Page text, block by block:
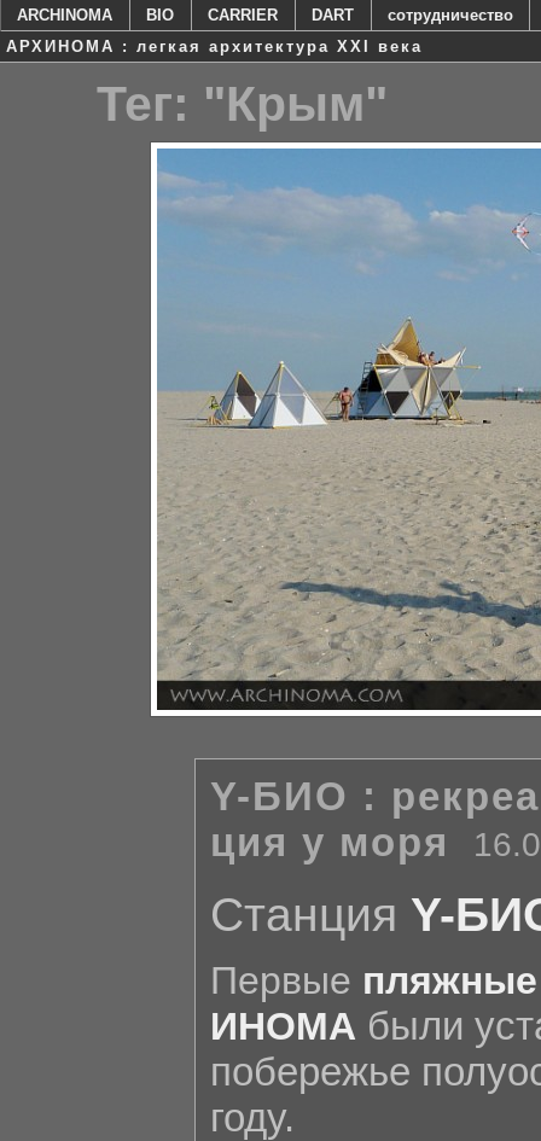
ARCHINOMA BIO CARRIER DART
сотрудничество
АРХИНОМА : легкая архитектура XXI века
Тег: "Крым"
Y-БИО :
ция у моря
Станция Y-
Первые
ИНОМА были
побережье
году.